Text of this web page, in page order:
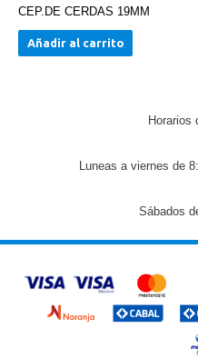
CEP.DE CERDAS 19MM
Añadir al carrito
Horarios
Luneas a viernes de
Sábados